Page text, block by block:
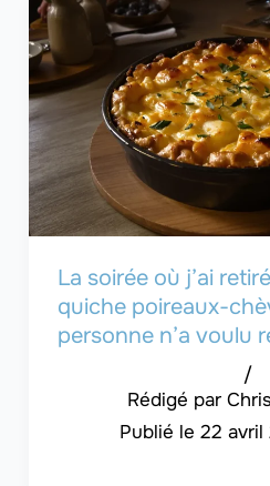
La soirée où j’ai
quiche poireaux-
personne n’a voulu
/
22 avril